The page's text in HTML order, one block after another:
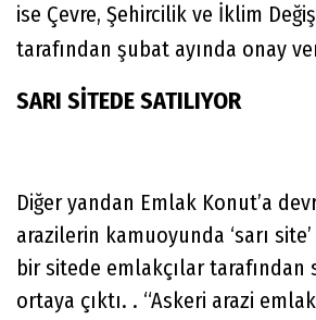
ise Çevre, Şehircilik ve İklim
tarafından şubat ayında onay
SARI SİTEDE SATILIYOR
Diğer yandan Emlak Konut’a
arazilerin kamuoyunda ‘sarı
bir sitede emlakçılar tarafından
ortaya çıktı. . “Askeri arazi